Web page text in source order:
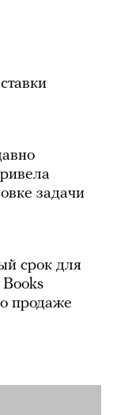
задачи
срок для
продаже